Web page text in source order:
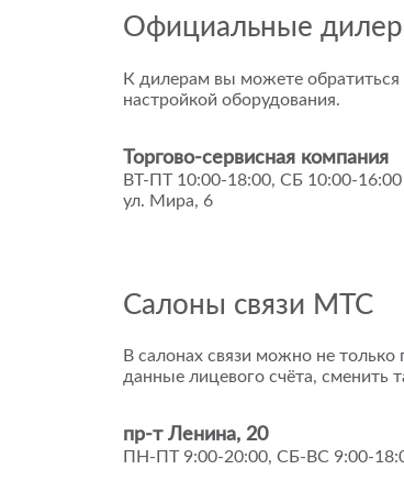
Официальные
К дилерам вы можете обратиться
настройкой оборудования.
Торгово-сервисная компания
ВТ-ПТ 10:00-18:00, СБ 10:00-16:00
ул. Мира, 6
Салоны связи МТС
В салонах связи можно не только
данные лицевого счёта, сменить
пр-т Ленина, 20
ПН-ПТ 9:00-20:00, СБ-ВС 9:00-